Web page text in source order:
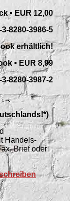
• EUR 12,00
3-8280-3986-5
erhältlich!
• EUR 8,99
3-8280-3987-2
Handels-
Brief oder